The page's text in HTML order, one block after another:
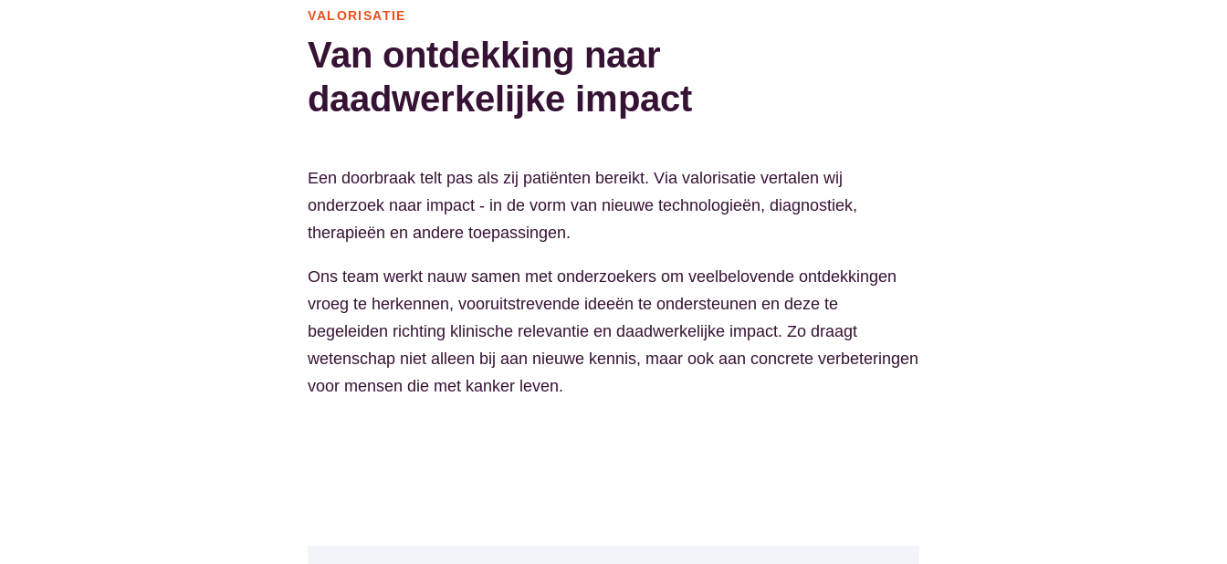
VALORISATIE
Van ontdekking naar
daadwerkelijke impact
Een doorbraak telt pas als zij patiënten bereikt. Via valorisatie vertalen wij
onderzoek naar impact - in de vorm van nieuwe technologieën, diagnostiek,
therapieën en andere toepassingen.
Ons team werkt nauw samen met onderzoekers om veelbelovende ontdekkingen
vroeg te herkennen, vooruitstrevende ideeën te ondersteunen en deze te
begeleiden richting klinische relevantie en daadwerkelijke impact. Zo draagt
wetenschap niet alleen bij aan nieuwe kennis, maar ook aan concrete verbeteringen
voor mensen die met kanker leven.